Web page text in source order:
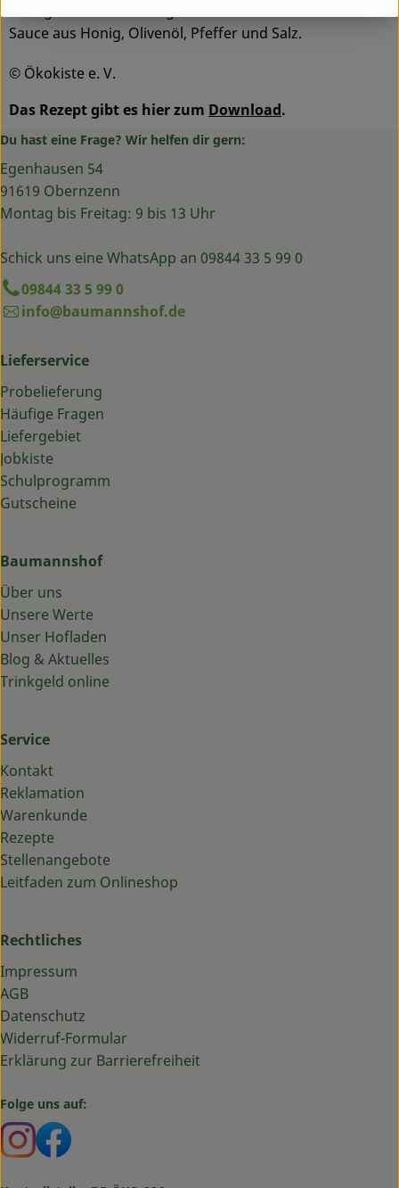
Sauce aus Honig, Olivenöl, Pfeffer und Salz.
© Ökokiste e. V.
Das Rezept gibt es hier zum Download.
Du hast eine Frage? Wir helfen dir gern:
Egenhausen 54
91619 Obernzenn
Montag bis Freitag: 9 bis 13 Uhr
Schick uns eine WhatsApp an 09844 33 5 99 0
09844 33 5 99 0
info@baumannshof.de
Lieferservice
Probelieferung
Häufige Fragen
Liefergebiet
Jobkiste
Schulprogramm
Gutscheine
Baumannshof
Über uns
Unsere Werte
Unser Hofladen
Blog & Aktuelles
Trinkgeld online
Service
Kontakt
Reklamation
Warenkunde
Rezepte
Stellenangebote
Leitfaden zum Onlineshop
Rechtliches
Impressum
AGB
Datenschutz
Widerruf-Formular
Erklärung zur Barrierefreiheit
Folge uns auf:
Externer Link zu https://www.instagram.com/
Externer Link zu https://www.facebook.com/